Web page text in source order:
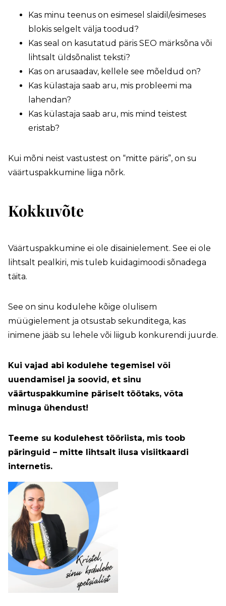
Kas minu teenus on esimesel slaidil/esimeses
blokis selgelt välja toodud?
Kas seal on kasutatud päris SEO märksõna või
lihtsalt üldsõnalist teksti?
Kas on arusaadav, kellele see mõeldud on?
Kas külastaja saab aru, mis probleemi ma
lahendan?
Kas külastaja saab aru, mis mind teistest
eristab?
Kui mõni neist vastustest on “mitte päris”, on su
väärtuspakkumine liiga nõrk.
Kokkuvõte
Väärtuspakkumine ei ole disainielement. See ei ole
lihtsalt pealkiri, mis tuleb kuidagimoodi sõnadega
täita.
See on sinu kodulehe kõige olulisem
müügielement ja otsustab sekunditega, kas
inimene jääb su lehele või liigub konkurendi juurde.
Kui vajad abi kodulehe tegemisel või
uuendamisel ja soovid, et sinu
väärtuspakkumine päriselt töötaks, võta
minuga ühendust!
Teeme su kodulehest tööriista, mis toob
päringuid – mitte lihtsalt ilusa visiitkaardi
internetis.